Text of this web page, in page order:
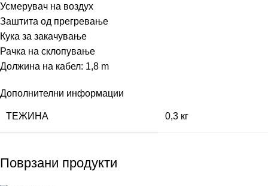
Усмерувач на воздух
Заштита од прегревање
Кука за закачување
Рачка на склопување
Должина на кабел: 1,8 m
Дополнителни информации
ТЕЖИНА 0,3 кг
Поврзани продукти